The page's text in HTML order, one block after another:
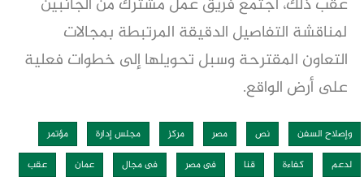
عقب ذلك، اجتمع فريق عمل مشترك من الجانبين
لمناقشة التفاصيل الدقيقة المرتبطة بمجالات
التعاون المقترحة وسبل تحويلها إلى خطوات فعلية
على أرض الواقع.
وإصلاح السفن نص مصر مركز مجلس إدارة
مؤتمر
لدعم
كفاءة قنا فى مصر فى مجال عمان
عقب